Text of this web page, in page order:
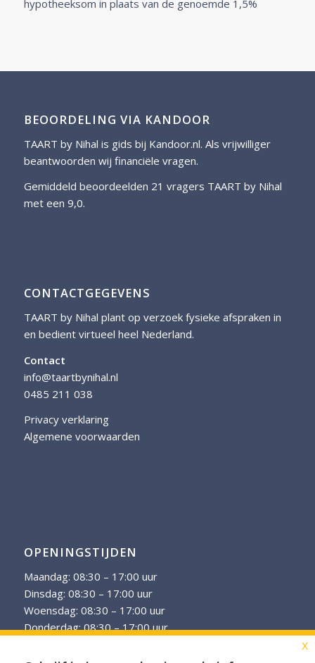
hypotheeksom in plaats van de genoemde 1,5%
BEOORDELING VIA KANDOOR
TAART by Nihal is gids bij Kandoor.nl. Als vrijwilliger
beantwoorden wij financiële vragen.
Gemiddeld beoordeelden 21 vragers TAART by Nihal
met een 9,0.
CONTACTGEGEVENS
TAART by Nihal plant op verzoek fysieke afspraken in
en bedient virtueel heel Nederland.
Contact
info@taartbynihal.nl
0485 211 038
Privacy verklaring
Algemene voorwaarden
OPENINGSTIJDEN
Maandag: 08:30 – 17:00 uur
Dinsdag: 08:30 – 17:00 uur
Woensdag: 08:30 – 17:00 uur
Donderdag: 08:30 – 17:00 uur
X